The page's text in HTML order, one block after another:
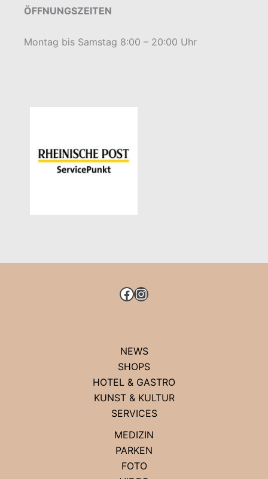
ÖFFNUNGSZEITEN
Montag bis Samstag 8:00 – 20:00 Uhr
FACEBOOK
INSTAGRAM
NEWS
SHOPS
HOTEL & GASTRO
KUNST & KULTUR
SERVICES
MEDIZIN
PARKEN
FOTO